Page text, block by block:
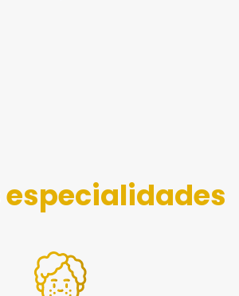
especialidades